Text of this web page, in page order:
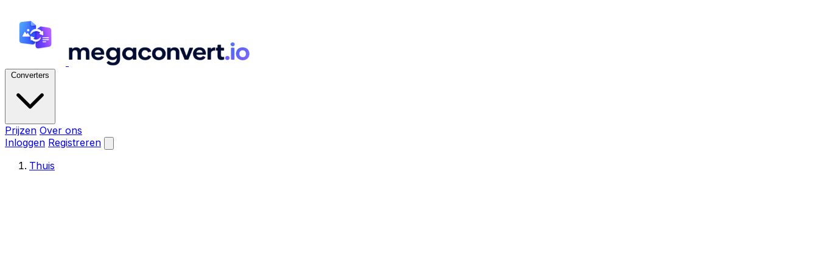
Converters
Prijzen Over ons
Inloggen Registreren
Thuis